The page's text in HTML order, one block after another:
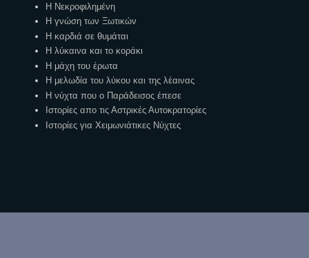
Η Νεκροφιλημένη
Η γνώση των Ξωτικών
Η καρδιά σε θυμάται
Η λύκαινα και το κοράκι
Η μάχη του έρωτα
Η μελωδία του λύκου και της λέαινας
Η νύχτα που ο Παράδεισος έπεσε
Ιστορίες απο τις Αστρικές Αυτοκρατορίες
Ιστορίες για Χειμωνιάτικες Νύχτες